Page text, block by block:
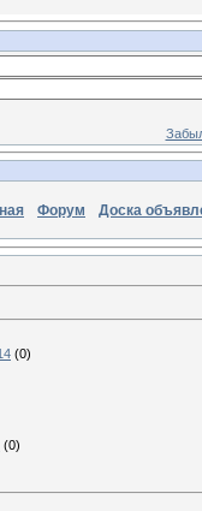
Форум Доска
(0)
(0)